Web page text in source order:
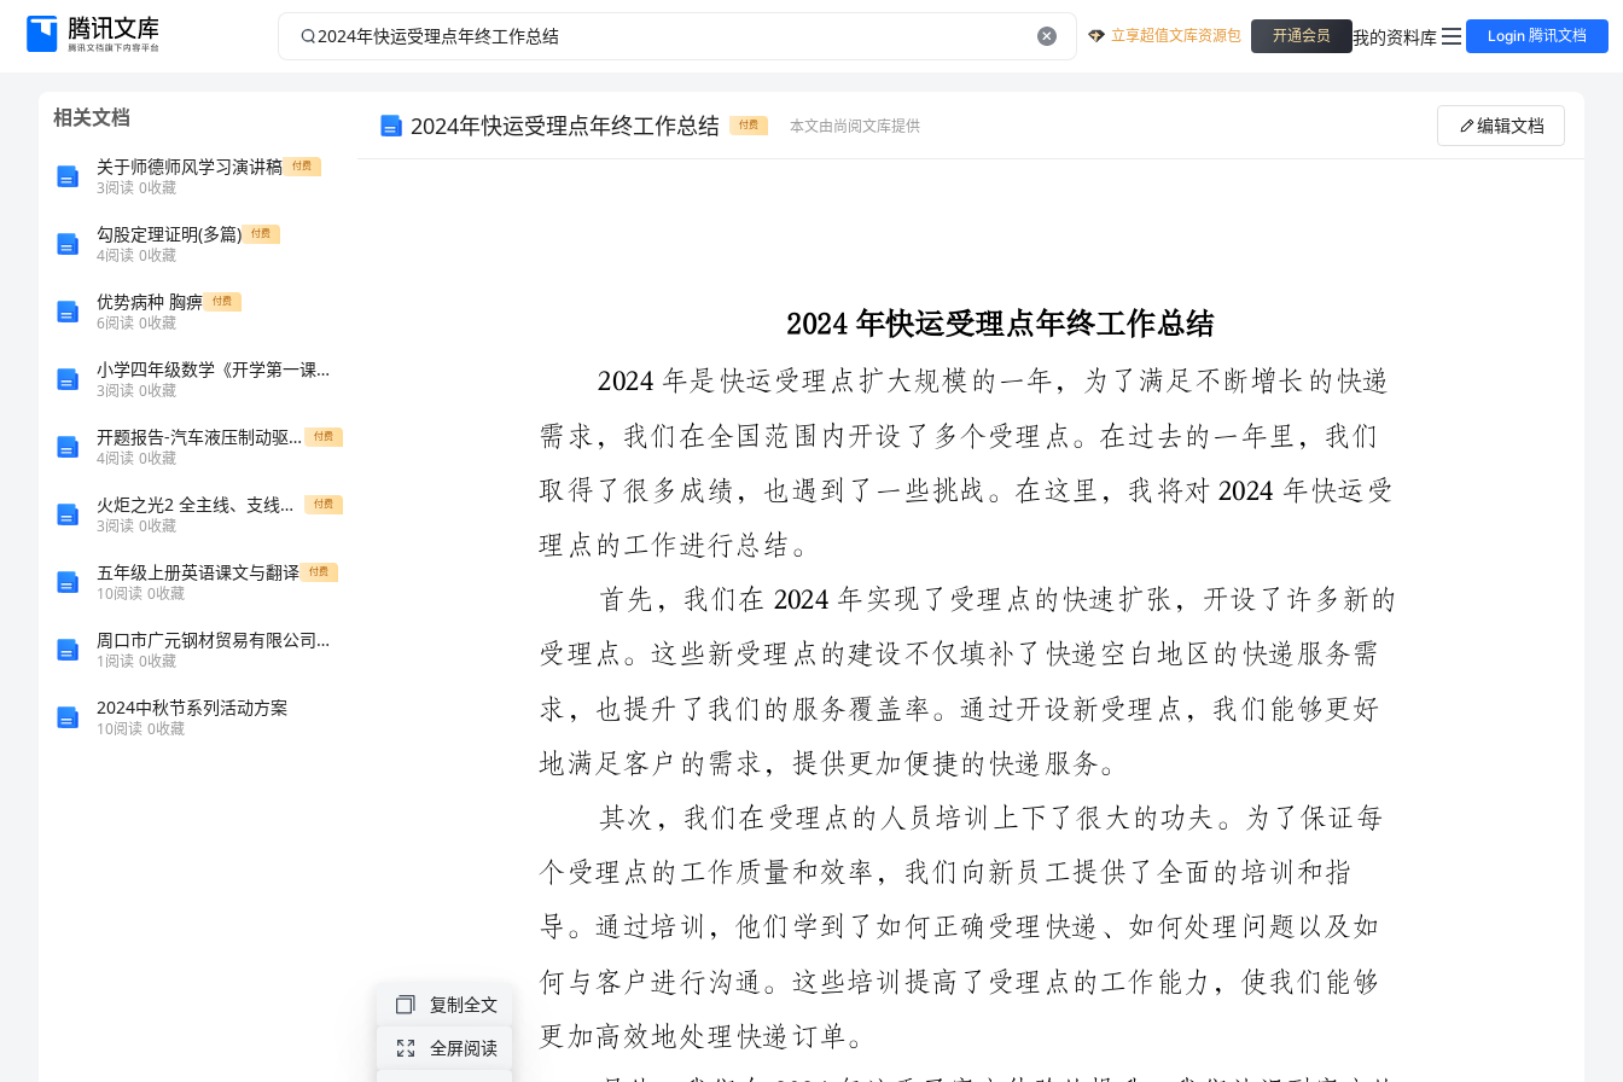
2024
2024
立享超值文库资源包 开通会员 我的资料库 Login 腾讯文档
相关文档
关于师德师风学习演讲稿 付费
3阅读 0收藏
勾股定理证明(多篇) 付费
4阅读 0收藏
优势病种 胸痹 付费
6阅读 0收藏
小学四年级数学《开学第一课》优秀教学教案三篇
3阅读 0收藏
开题报告-汽车液压制动驱动机构的设计 付费
4阅读 0收藏
火炬之光2 全主线、支线任务图文攻略1 付费
3阅读 0收藏
五年级上册英语课文与翻译 付费
10阅读 0收藏
周口市广元钢材贸易有限公司介绍企业发展分析报告
1阅读 0收藏
2024中秋节系列活动方案
10阅读 0收藏
2024年快运受理点年终工作总结 付费 本文由尚阅文库提供 编辑文档
们加强了与客户的沟通和反馈机制。我们建立了一个快递咨询热线，
2024年是快运受理点扩大规模的一年，为了满足不断增长的快递
取得了很多成绩，也遇到了一些挑战。在这里，我将对2024年快运受
理点的工作进行总结。
地满足客户的需求，提供更加便捷的快递服务。
其次，我们在受理点的人员培训上下了很大的功夫。为了保证每
个受理点的工作质量和效率，我们向新员工提供了全面的培训和指
更加高效地处理快递订单。
另外，我们在2024年注重了客户体验的提升。我们认识到客户的
满意度是快运受理点能否长期发展的关键。为了提高客户满意度，我
复制全文
全屏阅读